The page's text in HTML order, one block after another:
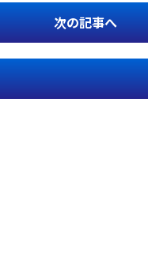
次の記事へ